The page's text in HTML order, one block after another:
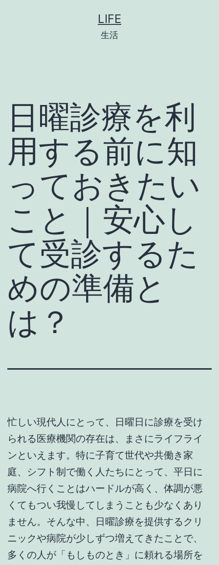
LIFE
生活
日曜診療を利
用する前に知
っておきたい
こと｜安心し
て受診するた
めの準備と
は？
忙しい現代人にとって、日曜日に診療を受け
られる医療機関の存在は、まさにライフライ
ンといえます。特に子育て世代や共働き家
庭、シフト制で働く人たちにとって、平日に
病院へ行くことはハードルが高く、体調が悪
くてもつい我慢してしまうことも少なくあり
ません。そんな中、日曜診療を提供するクリ
ニックや病院が少しずつ増えてきたことで、
多くの人が「もしものとき」に頼れる場所を